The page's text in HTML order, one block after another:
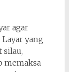
agar
yang
silau,
memaksa